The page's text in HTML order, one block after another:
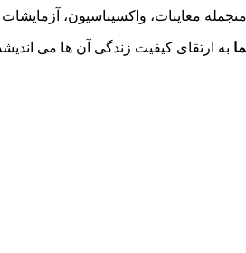
معاینات، واکسیناسیون،
به ارتقای کیفیت زندگی آن ها می